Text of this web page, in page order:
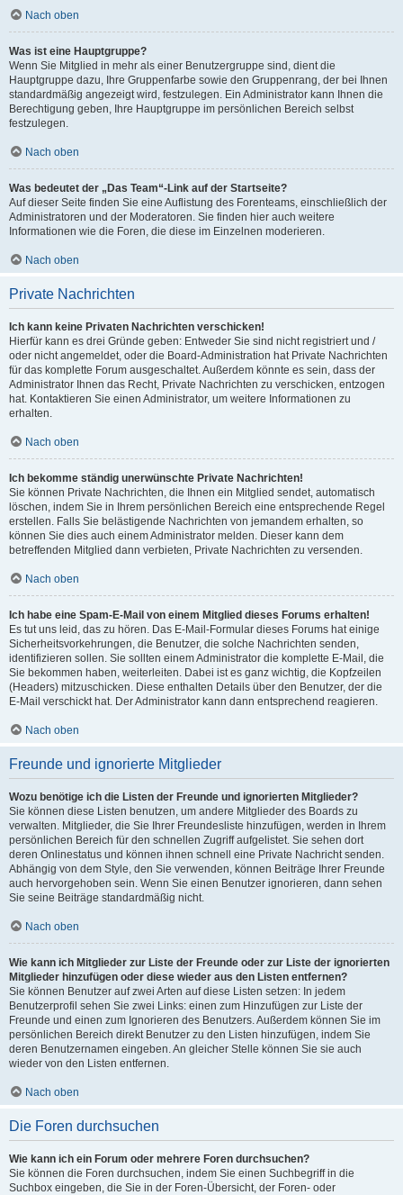
Nach oben
Was ist eine Hauptgruppe?
Wenn Sie Mitglied in mehr als einer Benutzergruppe sind, dient die
Hauptgruppe dazu, Ihre Gruppenfarbe sowie den Gruppenrang, der bei Ihnen
standardmäßig angezeigt wird, festzulegen. Ein Administrator kann Ihnen die
Berechtigung geben, Ihre Hauptgruppe im persönlichen Bereich selbst
festzulegen.
Nach oben
Was bedeutet der „Das Team“-Link auf der Startseite?
Auf dieser Seite finden Sie eine Auflistung des Forenteams, einschließlich der
Administratoren und der Moderatoren. Sie finden hier auch weitere
Informationen wie die Foren, die diese im Einzelnen moderieren.
Nach oben
Private Nachrichten
Ich kann keine Privaten Nachrichten verschicken!
Hierfür kann es drei Gründe geben: Entweder Sie sind nicht registriert und /
oder nicht angemeldet, oder die Board-Administration hat Private Nachrichten
für das komplette Forum ausgeschaltet. Außerdem könnte es sein, dass der
Administrator Ihnen das Recht, Private Nachrichten zu verschicken, entzogen
hat. Kontaktieren Sie einen Administrator, um weitere Informationen zu
erhalten.
Nach oben
Ich bekomme ständig unerwünschte Private Nachrichten!
Sie können Private Nachrichten, die Ihnen ein Mitglied sendet, automatisch
löschen, indem Sie in Ihrem persönlichen Bereich eine entsprechende Regel
erstellen. Falls Sie belästigende Nachrichten von jemandem erhalten, so
können Sie dies auch einem Administrator melden. Dieser kann dem
betreffenden Mitglied dann verbieten, Private Nachrichten zu versenden.
Nach oben
Ich habe eine Spam-E-Mail von einem Mitglied dieses Forums erhalten!
Es tut uns leid, das zu hören. Das E-Mail-Formular dieses Forums hat einige
Sicherheitsvorkehrungen, die Benutzer, die solche Nachrichten senden,
identifizieren sollen. Sie sollten einem Administrator die komplette E-Mail, die
Sie bekommen haben, weiterleiten. Dabei ist es ganz wichtig, die Kopfzeilen
(Headers) mitzuschicken. Diese enthalten Details über den Benutzer, der die
E-Mail verschickt hat. Der Administrator kann dann entsprechend reagieren.
Nach oben
Freunde und ignorierte Mitglieder
Wozu benötige ich die Listen der Freunde und ignorierten Mitglieder?
Sie können diese Listen benutzen, um andere Mitglieder des Boards zu
verwalten. Mitglieder, die Sie Ihrer Freundesliste hinzufügen, werden in Ihrem
persönlichen Bereich für den schnellen Zugriff aufgelistet. Sie sehen dort
deren Onlinestatus und können ihnen schnell eine Private Nachricht senden.
Abhängig von dem Style, den Sie verwenden, können Beiträge Ihrer Freunde
auch hervorgehoben sein. Wenn Sie einen Benutzer ignorieren, dann sehen
Sie seine Beiträge standardmäßig nicht.
Nach oben
Wie kann ich Mitglieder zur Liste der Freunde oder zur Liste der ignorierten
Mitglieder hinzufügen oder diese wieder aus den Listen entfernen?
Sie können Benutzer auf zwei Arten auf diese Listen setzen: In jedem
Benutzerprofil sehen Sie zwei Links: einen zum Hinzufügen zur Liste der
Freunde und einen zum Ignorieren des Benutzers. Außerdem können Sie im
persönlichen Bereich direkt Benutzer zu den Listen hinzufügen, indem Sie
deren Benutzernamen eingeben. An gleicher Stelle können Sie sie auch
wieder von den Listen entfernen.
Nach oben
Die Foren durchsuchen
Wie kann ich ein Forum oder mehrere Foren durchsuchen?
Sie können die Foren durchsuchen, indem Sie einen Suchbegriff in die
Suchbox eingeben, die Sie in der Foren-Übersicht, der Foren- oder